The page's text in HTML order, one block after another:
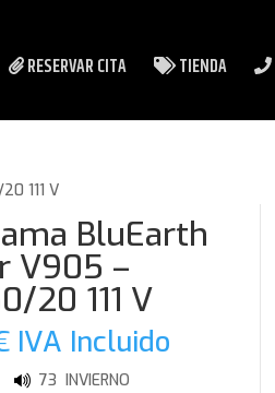
RESERVAR CITA TIENDA
111 V
BluEarth
V905 –
20 111 V
IVA Incluido
73 INVIERNO